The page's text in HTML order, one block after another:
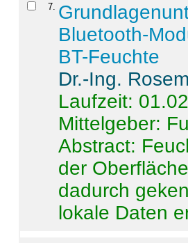
7
Bluetooth-
BT-Feuchte
Dr.-Ing.
Laufzeit:
Mittelgeber:
Abstract:
der
dadurch
lokale Daten